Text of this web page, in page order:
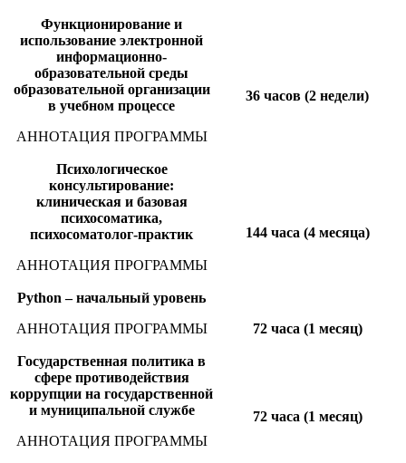
Функционирование и
использование электронной
информационно-
образовательной среды
образовательной организации
в учебном процессе
АННОТАЦИЯ ПРОГРАММЫ
36 часов (2 недели)
Психологическое
консультирование:
клиническая и базовая
психосоматика,
психосоматолог-практик
АННОТАЦИЯ ПРОГРАММЫ
144 часа (4 месяца)
Python – начальный уровень
АННОТАЦИЯ ПРОГРАММЫ
72 часа (1 месяц)
Государственная политика в
сфере противодействия
коррупции на государственной
и муниципальной службе
АННОТАЦИЯ ПРОГРАММЫ
72 часа (1 месяц)